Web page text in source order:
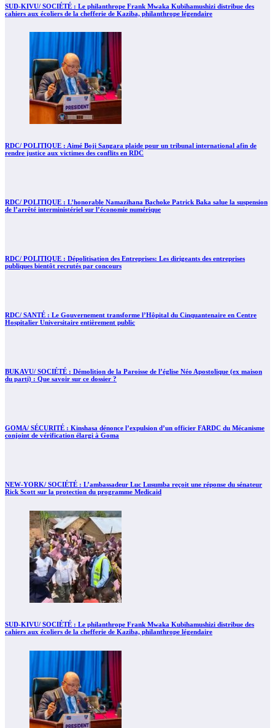
SUD-KIVU/ SOCIÉTÉ : Le philanthrope Frank Mwaka Kubihamushizi distribue des
cahiers aux écoliers de la chefferie de Kaziba, philanthrope légendaire
RDC/ POLITIQUE : Aimé Boji Sangara plaide pour un tribunal international afin de
rendre justice aux victimes des conflits en RDC
RDC/ POLITIQUE : L’honorable Namazihana Bachoke Patrick Baka salue la suspension
de l’arrêté interministériel sur l’économie numérique
RDC/ POLITIQUE : Dépolitisation des Entreprises: Les dirigeants des entreprises
publiques bientôt recrutés par concours
RDC/ SANTÉ : Le Gouvernement transforme l’Hôpital du Cinquantenaire en Centre
Hospitalier Universitaire entièrement public
BUKAVU/ SOCIÉTÉ : Démolition de la Paroisse de l’église Néo Apostolique (ex maison
du parti) : Que savoir sur ce dossier ?
GOMA/ SÉCURITÉ : Kinshasa dénonce l’expulsion d’un officier FARDC du Mécanisme
conjoint de vérification élargi à Goma
NEW-YORK/ SOCIÉTÉ : L’ambassadeur Luc Lusumba reçoit une réponse du sénateur
Rick Scott sur la protection du programme Medicaid
SUD-KIVU/ SOCIÉTÉ : Le philanthrope Frank Mwaka Kubihamushizi distribue des
cahiers aux écoliers de la chefferie de Kaziba, philanthrope légendaire